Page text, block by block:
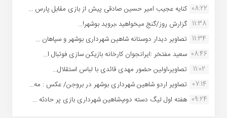
08:22 کنایه عجیب امیر حسین صادقی پیش از بازی مقابل پارس ...
11:38 گزارش روز/گنج میخواهید ،بروید بوشهر!...
11:34 تصاویر دیدار دوستانه شاهین شهردارى بوشهر و سپاهان ...
08:46 سعید مفتخر :ایرانجوان کارخانه بازیکن سازی فوتبال ا...
11:02
تصاویر،اولین حضور مهدی قائدی با لباس استقلال...
07:14 تصاویر اردو شاهین شهرداری بوشهر در بروجن/ عکس : مه...
09:24 هفته اول لیگ دسته دوم،شاهین شهرداری بازی پر حادثه ...